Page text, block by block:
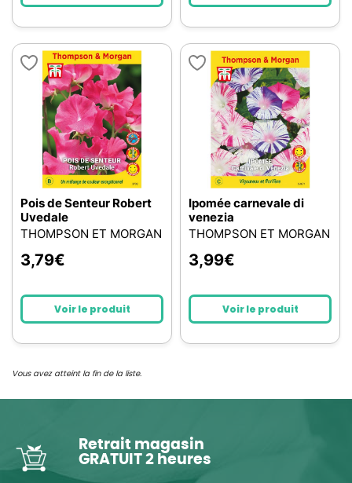
Pois de Senteur Robert
Uvedale
THOMPSON ET MORGAN
3,79€
Voir le produit
Ipomée carnevale di
venezia
THOMPSON ET MORGAN
3,99€
Voir le produit
Vous avez atteint la fin de la liste.
Retrait magasin
GRATUIT 2 heures